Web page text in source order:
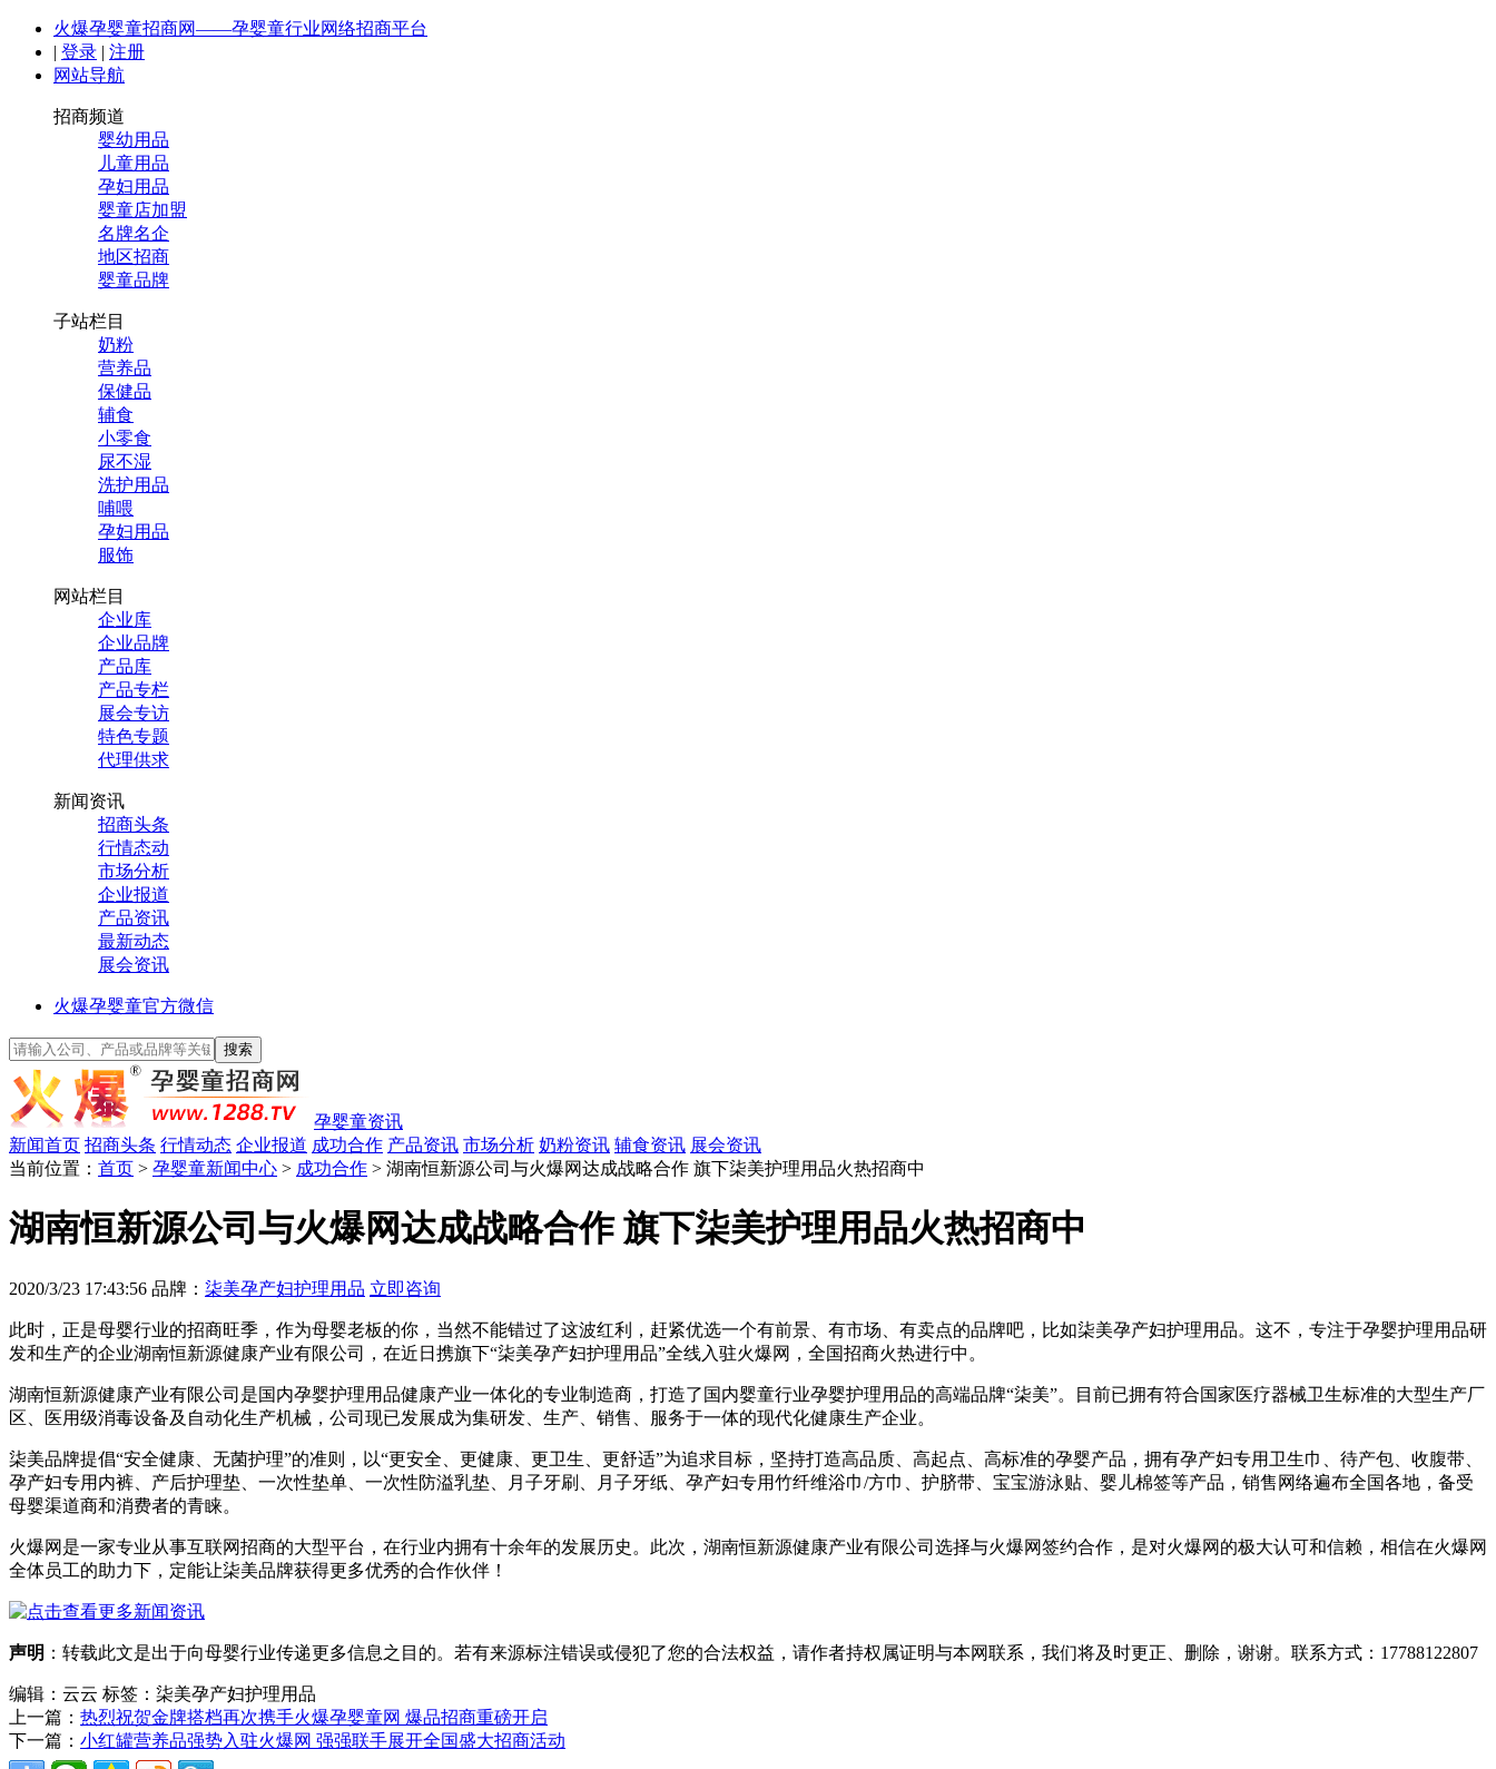
火爆孕婴童招商网——孕婴童行业网络招商平台
| 登录 | 注册
网站导航
招商频道
婴幼用品
儿童用品
孕妇用品
婴童店加盟
名牌名企
地区招商
婴童品牌
子站栏目
奶粉
营养品
保健品
辅食
小零食
尿不湿
洗护用品
哺喂
孕妇用品
服饰
网站栏目
企业库
企业品牌
产品库
产品专栏
展会专访
特色专题
代理供求
新闻资讯
招商头条
行情态动
市场分析
企业报道
产品资讯
最新动态
展会资讯
火爆孕婴童官方微信
孕婴童资讯
新闻首页 招商头条 行情动态 企业报道 成功合作 产品资讯 市场分析 奶粉资讯 辅食资讯 展会资讯
当前位置： 首页 > 孕婴童新闻中心 > 成功合作 > 湖南恒新源公司与火爆网达成战略合作 旗下柒美护理用品火热招商中
湖南恒新源公司与火爆网达成战略合作 旗下柒美护理用品火热招商中
2020/3/23 17:43:56 品牌： 柒美孕产妇护理用品 立即咨询
此时，正是母婴行业的招商旺季，作为母婴老板的你，当然不能错过了这波红利，赶紧优选一个有前景、有市场、有卖点的品牌吧，比如柒美孕产妇护理用品。这不，专注于孕婴护理用品研
发和生产的企业湖南恒新源健康产业有限公司，在近日携旗下“柒美孕产妇护理用品”全线入驻火爆网，全国招商火热进行中。
湖南恒新源健康产业有限公司是国内孕婴护理用品健康产业一体化的专业制造商，打造了国内婴童行业孕婴护理用品的高端品牌“柒美”。目前已拥有符合国家医疗器械卫生标准的大型生产厂
区、医用级消毒设备及自动化生产机械，公司现已发展成为集研发、生产、销售、服务于一体的现代化健康生产企业。
柒美品牌提倡“安全健康、无菌护理”的准则，以“更安全、更健康、更卫生、更舒适”为追求目标，坚持打造高品质、高起点、高标准的孕婴产品，拥有孕产妇专用卫生巾、待产包、收腹带、
孕产妇专用内裤、产后护理垫、一次性垫单、一次性防溢乳垫、月子牙刷、月子牙纸、孕产妇专用竹纤维浴巾/方巾、护脐带、宝宝游泳贴、婴儿棉签等产品，销售网络遍布全国各地，备受
母婴渠道商和消费者的青睐。
火爆网是一家专业从事互联网招商的大型平台，在行业内拥有十余年的发展历史。此次，湖南恒新源健康产业有限公司选择与火爆网签约合作，是对火爆网的极大认可和信赖，相信在火爆网
全体员工的助力下，定能让柒美品牌获得更多优秀的合作伙伴！
声明 ：转载此文是出于向母婴行业传递更多信息之目的。若有来源标注错误或侵犯了您的合法权益，请作者持权属证明与本网联系，我们将及时更正、删除，谢谢。联系方式：17788122807
编辑：云云 标签：柒美孕产妇护理用品
上一篇： 热烈祝贺金牌搭档再次携手火爆孕婴童网 爆品招商重磅开启
下一篇： 小红罐营养品强势入驻火爆网 强强联手展开全国盛大招商活动